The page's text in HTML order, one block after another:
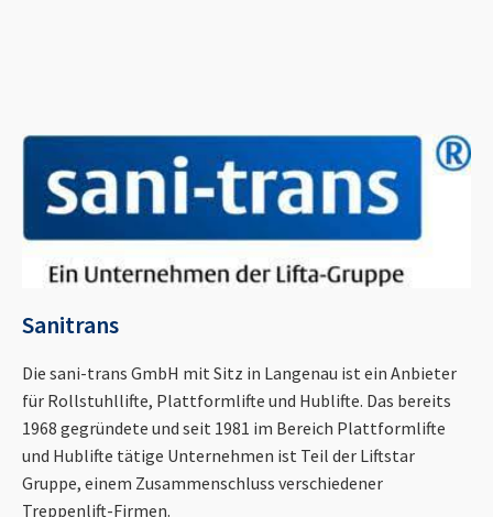
Sanitrans
Die sani-trans GmbH mit Sitz in Langenau ist ein Anbieter
für Rollstuhllifte, Plattformlifte und Hublifte. Das bereits
1968 gegründete und seit 1981 im Bereich Plattformlifte
und Hublifte tätige Unternehmen ist Teil der Liftstar
Gruppe, einem Zusammenschluss verschiedener
Treppenlift-Firmen.